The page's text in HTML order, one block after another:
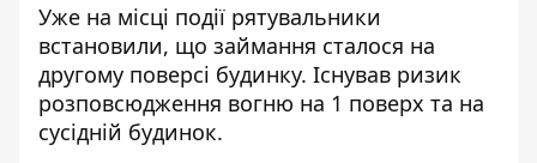
Уже на місці події рятувальники
встановили, що займання сталося на
другому поверсі будинку. Існував ризик
розповсюдження вогню на 1 поверх та на
сусідній будинок.